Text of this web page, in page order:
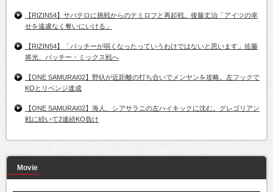
【RIZIN54】サバテロに挑戦からのテミロフと再起戦。後藤丈治「アイツの幸
せを遠慮なく奪いにいける」
【RIZIN54】「パッチーが弱くなったっていうわけではないと思います」佐藤
将光、パッチー・ミックス戦へ
【ONE SAMURAI02】野杁が近距離の打ち合いでメンヤンを攻略。左フックで
KOとリベンジ達成
【ONE SAMURAI02】海人、シアサラニの左ハイキックに沈む。グレゴリアン
戦に続いて2連続KO負け
Movie